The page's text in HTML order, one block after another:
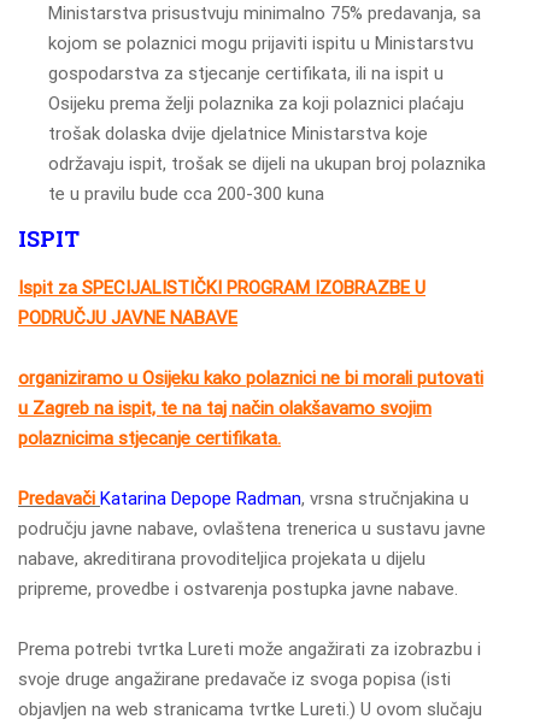
Ministarstva prisustvuju minimalno 75% predavanja, sa
kojom se polaznici mogu prijaviti ispitu u Ministarstvu
gospodarstva za stjecanje certifikata, ili na ispit u
Osijeku prema želji polaznika za koji polaznici plaćaju
trošak dolaska dvije djelatnice Ministarstva koje
održavaju ispit, trošak se dijeli na ukupan broj polaznika
te u pravilu bude cca 200-300 kuna
ISPIT
Ispit za SPECIJALISTIČKI PROGRAM IZOBRAZBE U
PODRUČJU JAVNE NABAVE
organiziramo u Osijeku kako polaznici ne bi morali putovati
u Zagreb na ispit, te na taj način olakšavamo svojim
polaznicima stjecanje certifikata.
Predavači Katarina Depope Radman, vrsna stručnjakina u
području javne nabave, ovlaštena trenerica u sustavu javne
nabave, akreditirana provoditeljica projekata u dijelu
pripreme, provedbe i ostvarenja postupka javne nabave.
Prema potrebi tvrtka Lureti može angažirati za izobrazbu i
svoje druge angažirane predavače iz svoga popisa (isti
objavljen na web stranicama tvrtke Lureti.) U ovom slučaju